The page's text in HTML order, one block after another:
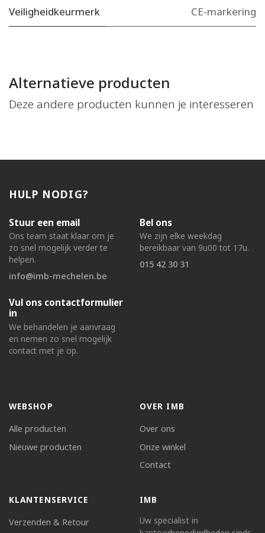
Veiligheidkeurmerk CE-markering
Alternatieve producten
Deze andere producten kunnen je interesseren
HULP NODIG?
Stuur een email
Ons team staat klaar om je
zo snel mogelijk verder te
helpen.
info@imb-mechelen.be
Bel ons
We zijn elke weekdag
bereikbaar van 9u00 tot 17u.
015 42 30 31
Vul ons contactformulier
in
We behandelen je aanvraag
en nemen zo snel mogelijk
contact met je op.
WEBSHOP
Alle producten
Nieuwe producten
OVER IMB
Over ons
Onze winkel
Contact
KLANTENSERVICE
Verzenden & Retour
IMB
Uw specialist in